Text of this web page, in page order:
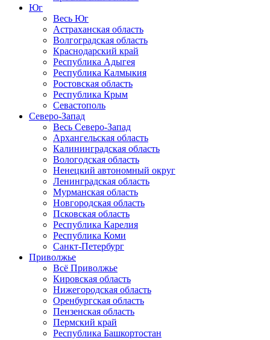
Юг
Весь Юг
Астраханская область
Волгоградская область
Краснодарский край
Республика Адыгея
Республика Калмыкия
Ростовская область
Республика Крым
Севастополь
Северо-Запад
Весь Северо-Запад
Архангельская область
Калининградская область
Вологодская область
Ненецкий автономный округ
Ленинградская область
Мурманская область
Новгородская область
Псковская область
Республика Карелия
Республика Коми
Санкт-Петербург
Приволжье
Всё Приволжье
Кировская область
Нижегородская область
Оренбургская область
Пензенская область
Пермский край
Республика Башкортостан